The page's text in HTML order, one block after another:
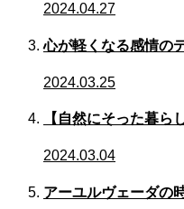
2024.04.27
心が軽くなる感情の
2024.03.25
【自然にそった暮ら
2024.03.04
アーユルヴェーダの